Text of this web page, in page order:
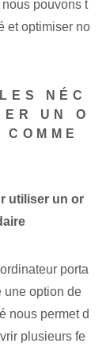
pouvons t
et optimiser no
NÉC
UN O
utiliser un or
porta
une option de
nous permet d
plusieurs fe